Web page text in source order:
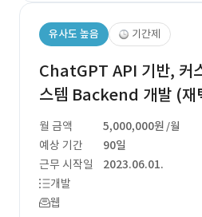
유사도 높음 기간제
ChatGPT API 기반, 커
스템 Backend 개발 (재
월 금액 5,000,000원 /월
예상 기간
90일
근무 시작일
2023.06.01.
개발
웹